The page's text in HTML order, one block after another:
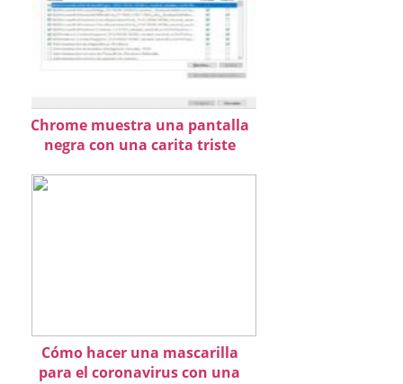
Chrome muestra una pantalla
negra con una carita triste
Cómo hacer una mascarilla
para el coronavirus con una